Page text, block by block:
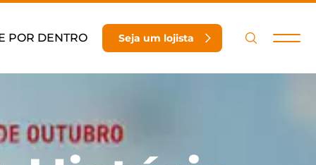
POR DENTRO Seja um lojista